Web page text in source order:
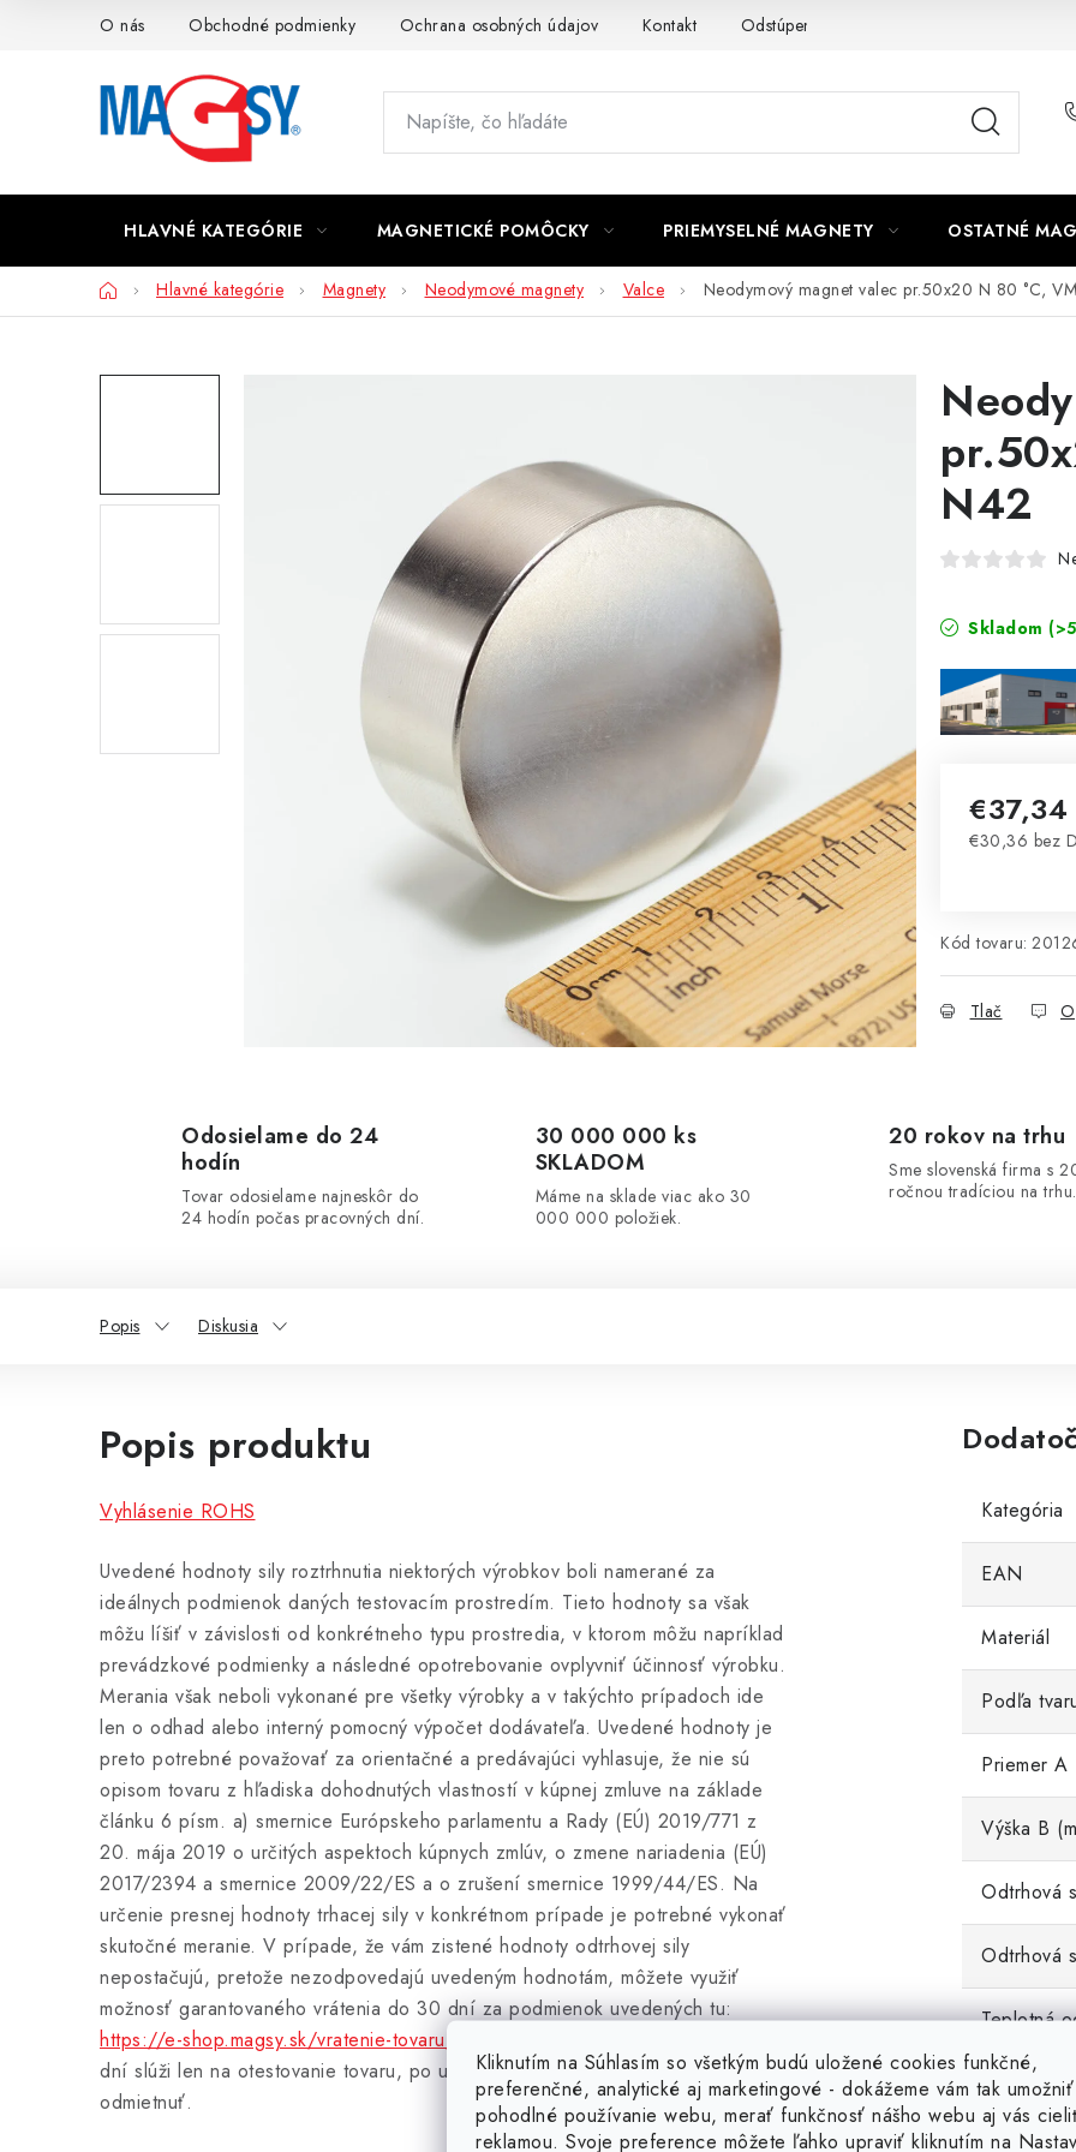
Kliknutím na Súhlasím so všetkým budú uložené cookies funkčné,
preferenčné, analytické aj marketingové - dokážeme vám tak umožniť
pohodlné používanie webu, merať funkčnosť nášho webu aj vás
reklamou. Svoje preference môžete ľahko upraviť kliknutím na
O nás Obchodné podmienky Ochrana osobných údajov Kontakt Odstúpenie od zmluvy
HLAVNÉ KATEGÓRIE MAGNETICKÉ POMÔCKY PRIEMYSELNÉ MAGNETY OSTATNÉ
DomovHlavné kategórie Magnety Neodymové magnety Valce Neodymový magnet valec pr.50x20 N 80 °C,
N42
Skladom
€37,34
€30,36 bez
Kód tovaru:
Tlač
Odosielame do 24
hodín
Tovar odosielame najneskôr do
24 hodín počas pracovných dní.
30 000 000 ks
SKLADOM
Máme na sklade viac ako 30
000 000 položiek.
20 rokov na trhu
Sme slovenská firma s
ročnou tradíciou na trhu.
Popis Diskusia
Popis produktu
Vyhlásenie ROHS
Uvedené hodnoty sily roztrhnutia niektorých výrobkov boli namerané za
ideálnych podmienok daných testovacím prostredím. Tieto hodnoty sa však
môžu líšiť v závislosti od konkrétneho typu prostredia, v ktorom môžu napríklad
prevádzkové podmienky a následné opotrebovanie ovplyvniť účinnosť výrobku.
Merania však neboli vykonané pre všetky výrobky a v takýchto prípadoch ide
len o odhad alebo interný pomocný výpočet dodávateľa. Uvedené hodnoty je
preto potrebné považovať za orientačné a predávajúci vyhlasuje, že nie sú
opisom tovaru z hľadiska dohodnutých vlastností v kúpnej zmluve na základe
článku 6 písm. a) smernice Európskeho parlamentu a Rady (EÚ) 2019/771 z
20. mája 2019 o určitých aspektoch kúpnych zmlúv, o zmene nariadenia (EÚ)
2017/2394 a smernice 2009/22/ES a o zrušení smernice 1999/44/ES. Na
určenie presnej hodnoty trhacej sily v konkrétnom prípade je potrebné vykonať
skutočné meranie. V prípade, že vám zistené hodnoty odtrhovej sily
nepostačujú, pretože nezodpovedajú uvedeným hodnotám, môžete využiť
možnosť garantovaného vrátenia do 30 dní za podmienok uvedených tu:
https://e-shop.magsy.sk/vratenie-tovaru/
dní slúži len na otestovanie tovaru, po uplynutí ktorých môže predajca vrátenie
odmietnuť.
Kategória
EAN
Materiál
Podľa
Priemer A
Výška B
Odtrhová
Odtrhová
Teplotná
Hmotnosť